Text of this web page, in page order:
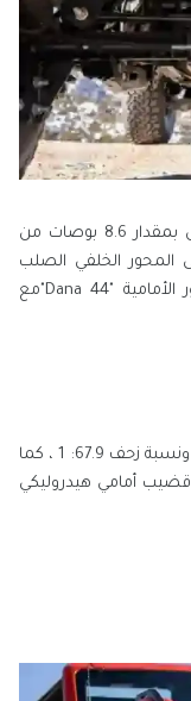
تصرح فورد إن مسار برونكو رابتور 2022 أعرض بمقدار 8.6 بوصات من
المحور الخلفي الصلب
"Dana 50" المحسن للخدمة الشاقة والمحاور الأمامية "Dana 44"مع
ناقل حركة برونكو رابتر على قابض عالي السعة ونسبة زحف 67.9: 1 ، كما
أمامي هيدروليكي